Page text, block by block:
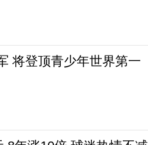
将登顶青少年世界第一